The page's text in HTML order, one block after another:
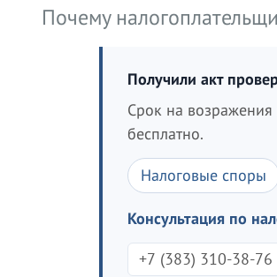
Почему
Получили акт
Срок на
бесплатно.
Налоговые споры
Консультация по
+7 (383) 310-38-76